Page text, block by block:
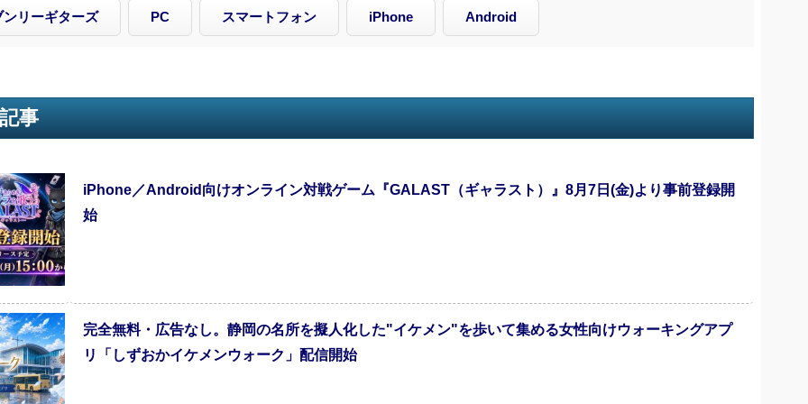
ンリーギターズ PC スマートフォン iPhone Android
事
iPhone／Android向けオンライン対戦ゲーム『GALAST（ギャラスト）』8月7日(金)より事前登録開
始
完全無料・広告なし。静岡の名所を擬人化した"イケメン"を歩いて集める女性向けウォーキングアプ
リ「しずおかイケメンウォーク」配信開始